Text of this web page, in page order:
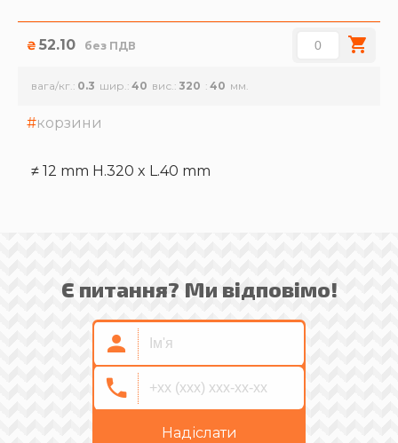
₴ 52.10 без ПДВ
вага/кг. 0.3 шир. 40 вис. 320 40
корзини
≠ 12 mm H.320 x L.40 mm
Є питання? Ми відповімо!
Надіслати